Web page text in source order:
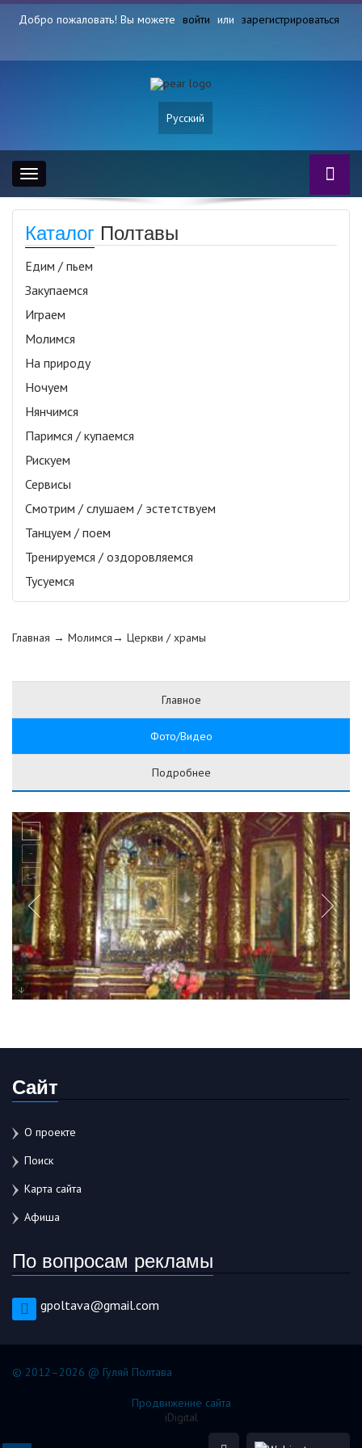
Добро пожаловать! Вы можете войти или зарегистрироваться
Русский
Toggle
navigation
Каталог Полтавы
Едим / пьем
Закупаемся
Играем
Молимся
На природу
Ночуем
Нянчимся
Паримся / купаемся
Рискуем
Сервисы
Смотрим / слушаем / эстетствуем
Танцуем / поем
Тренируемся / оздоровляемся
Тусуемся
Главная → Молимся→ Церкви / храмы
Главное
Фото/Видео
Подробнее
Сайт
О проекте
Поиск
Карта сайта
Афиша
По вопросам рекламы
gpoltava@gmail.com
© 2012–2026 @ Гуляй Полтава
Продвижение сайта
iDigital